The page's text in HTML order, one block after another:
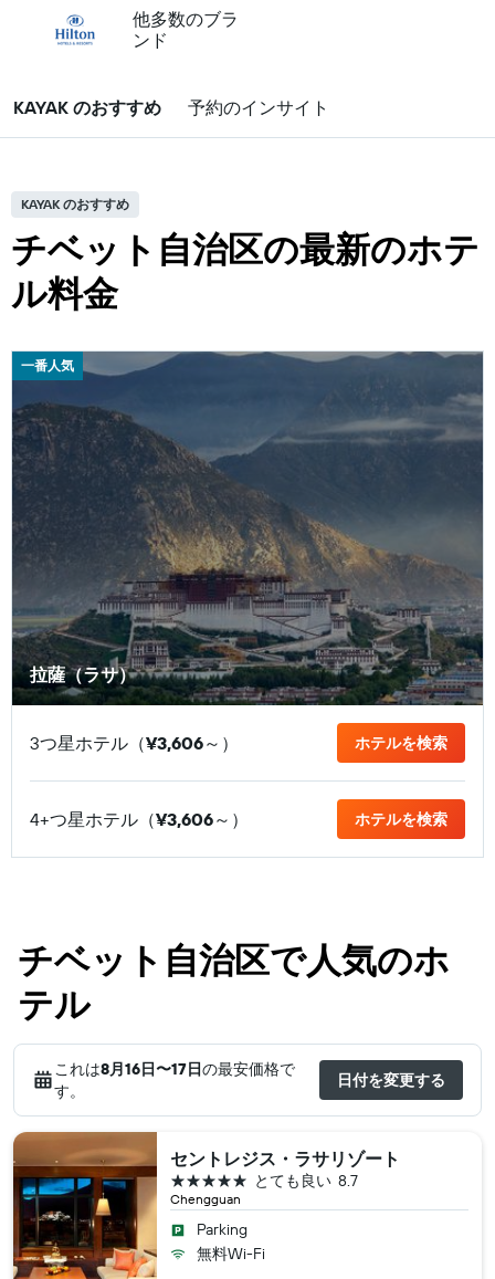
他多数のブラ
ンド
KAYAK のおすすめ 予約のインサイト
KAYAK のおすすめ
チベット自治区の最新のホテ
ル料金
一番人気
拉薩（ラサ）
3つ星ホテル（¥3,606​～） ホテルを検索
4+つ星ホテル（¥3,606​～） ホテルを検索
チベット自治区で人気のホ
テル
これは8月16日​〜17日の最安価格で
す。
日付を変更する
セントレジス・ラサリゾート
Chengguan
8.7
とても良い
5つ星
Parking
無料Wi-Fi